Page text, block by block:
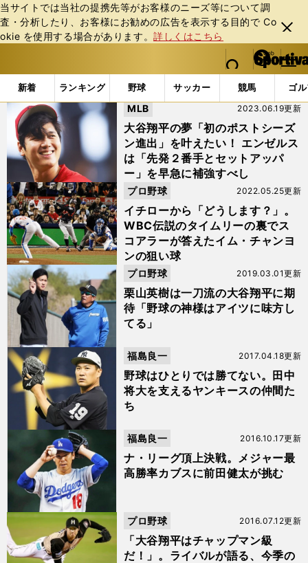
当サイトでは当社の提携先等がお客様のニーズ等について調
査・分析したり、お客様にお勧めの広告を表⽰する⽬的で Co
okie を使⽤する場合があります。詳しくはこちら
閉じ
る
web Sportiva (webスポルティーバ)
検索
マイペ
ー
ジ
メニュ
新着 ランキング 野球 サッカー 競馬 ゴ
b
ス
ポ
ル
テ
ィ
バ
「#チャップマン」の最新ニュース・ 情報
大谷翔平の夢「初のポストシーズ
ン進出」を叶えたい！ エンゼルス
は「先発２番手とセットアッパ
ー」を早急に補強すべし
2023.06.19更新
MLB
イチローから「どうします？」。
WBC伝説のタイムリーの裏でス
コアラーが答えたイム・チャンヨ
ンの狙い球
2022.05.25更新
プロ野球
栗山英樹は一刀流の大谷翔平に期
待「野球の神様はアイツに味方し
てる」
2019.03.01更新
プロ野球
野球はひとりでは勝てない。田中
将大を支えるヤンキースの仲間た
ち
2017.04.18更新
福島良一
ナ・リーグ頂上決戦。メジャー最
高勝率カブスに前田健太が挑む
2016.10.17更新
福島良一
「大谷翔平はチャップマン級
だ！」。ライバルが語る、今季の
2016.07.12更新
プロ野球